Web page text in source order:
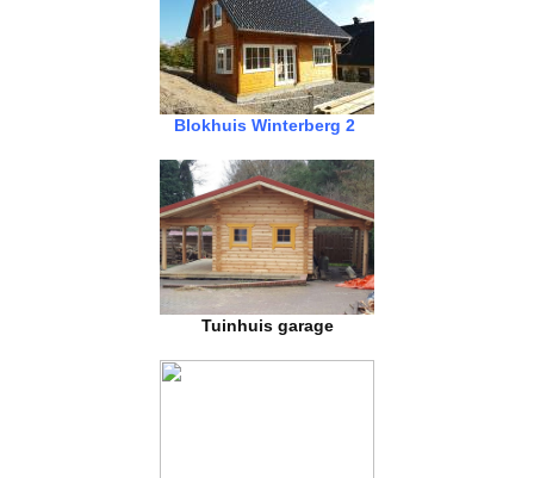
Blokhuis Winterberg 2
Tuinhuis garage